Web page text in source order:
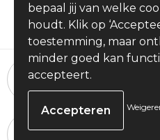
24 uur per
Bestellingen
100%
bepaal jij van welke
houdt. Klik op
toestemming, maar
minder goed kan
accepteert.